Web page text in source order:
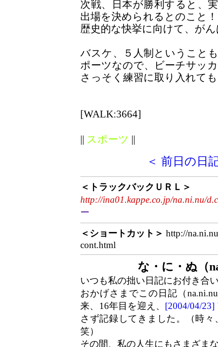
次戦、日本が勝利すると、
出場を決められるとのこと
歴史的な快挙に向けて、が
バスケ、５人制ということ
ポーツなので、ビーチサッ
さっそく練習に取り入れて
[WALK:3664]
|| スポーツ ||
＜ 前日の日
＜トラックバックＵＲＬ＞
http://ina01.kappe.co.jp/na.ni.nu/
ー
＜ショートカット＞ http://
cont.html
な・に・ぬ（
いつも私の拙い日記にお付き合
おかげさまでこの日記（
来、16年目を迎え、 [2004/04/23]
さず記録してきました。（時
笑）
その間、私の人生にもさまざま